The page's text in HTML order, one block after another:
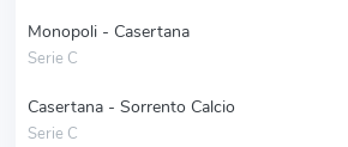
Monopoli - Casertana
Serie C
Casertana - Sorrento Calcio
Serie C